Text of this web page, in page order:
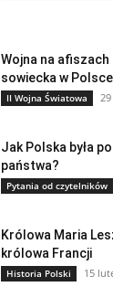
Wojna na
sowiecka w Polsce
II Wojna Światowa
Jak Polska była
państwa?
Pytania od czytelników
Królowa Maria
królowa Francji
Historia Polski 15